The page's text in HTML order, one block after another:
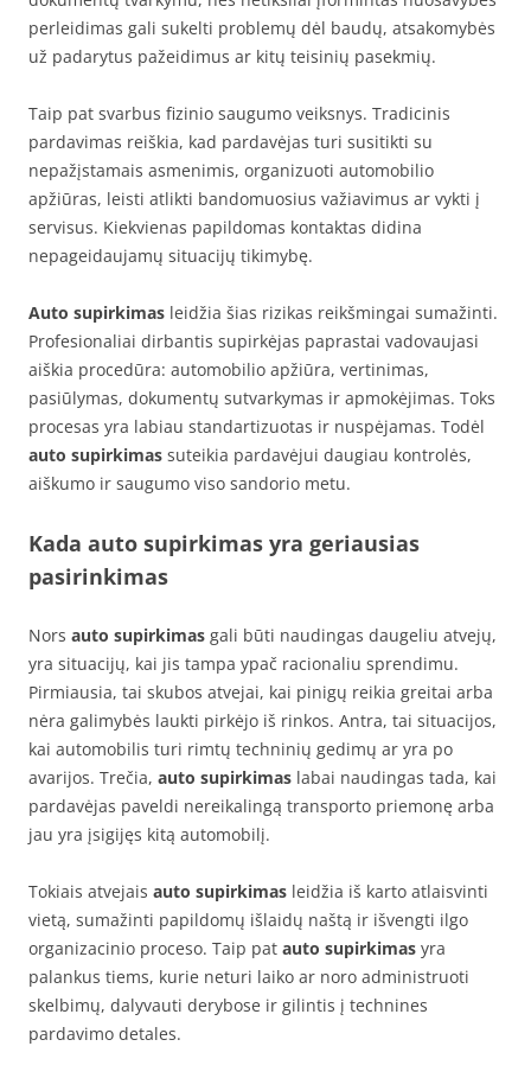
perleidimas gali sukelti problemų dėl baudų, atsakomybės
už padarytus pažeidimus ar kitų teisinių pasekmių.
Taip pat svarbus fizinio saugumo veiksnys. Tradicinis
pardavimas reiškia, kad pardavėjas turi susitikti su
nepažįstamais asmenimis, organizuoti automobilio
apžiūras, leisti atlikti bandomuosius važiavimus ar vykti į
servisus. Kiekvienas papildomas kontaktas didina
nepageidaujamų situacijų tikimybę.
Auto supirkimas leidžia šias rizikas reikšmingai sumažinti.
Profesionaliai dirbantis supirkėjas paprastai vadovaujasi
aiškia procedūra: automobilio apžiūra, vertinimas,
pasiūlymas, dokumentų sutvarkymas ir apmokėjimas. Toks
procesas yra labiau standartizuotas ir nuspėjamas. Todėl
auto supirkimas suteikia pardavėjui daugiau kontrolės,
aiškumo ir saugumo viso sandorio metu.
Kada auto supirkimas yra geriausias
pasirinkimas
Nors auto supirkimas gali būti naudingas daugeliu atvejų,
yra situacijų, kai jis tampa ypač racionaliu sprendimu.
Pirmiausia, tai skubos atvejai, kai pinigų reikia greitai arba
nėra galimybės laukti pirkėjo iš rinkos. Antra, tai situacijos,
kai automobilis turi rimtų techninių gedimų ar yra po
avarijos. Trečia, auto supirkimas labai naudingas tada, kai
pardavėjas paveldi nereikalingą transporto priemonę arba
jau yra įsigijęs kitą automobilį.
Tokiais atvejais auto supirkimas leidžia iš karto atlaisvinti
vietą, sumažinti papildomų išlaidų naštą ir išvengti ilgo
organizacinio proceso. Taip pat auto supirkimas yra
palankus tiems, kurie neturi laiko ar noro administruoti
skelbimų, dalyvauti derybose ir gilintis į technines
pardavimo detales.